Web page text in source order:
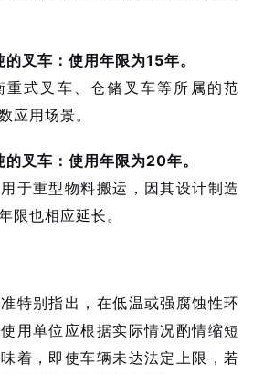
叉车：使用年限为15年。
重式叉车、仓储叉车等所属的范
应用场景。
叉车：使用年限为20年。
于重型物料搬运，因其设计制造
限也相应延长。
特别指出，在低温或强腐蚀性环
用单位应根据实际情况酌情缩短
着，即使车辆未达法定上限，若